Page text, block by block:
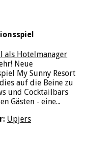
Neue
My Sunny Resort
auf die Beine zu
und Cocktailbars
Gästen - eine...
Upjers